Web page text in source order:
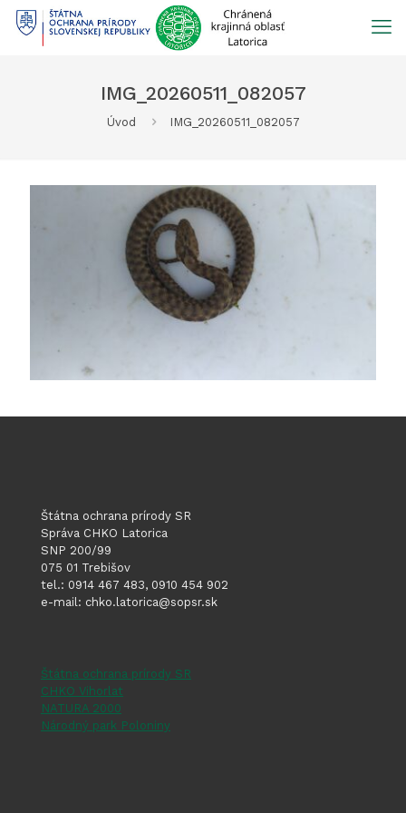
Prejsť
IMG_20260511_082057
Úvod IMG_20260511_082057
Štátna ochrana prírody SR
Správa CHKO Latorica
SNP 200/99
075 01 Trebišov
tel.: 0914 467 483, 0910 454 902
e-mail: chko.latorica@sopsr.sk
Štátna ochrana prírody SR
CHKO Vihorlat
NATURA 2000
Národný park Poloniny